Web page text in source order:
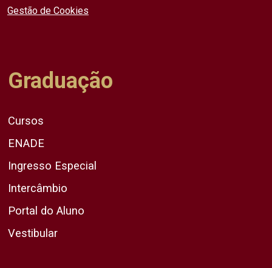
Gestão de Cookies
Graduação
Cursos
ENADE
Ingresso Especial
Intercâmbio
Portal do Aluno
Vestibular